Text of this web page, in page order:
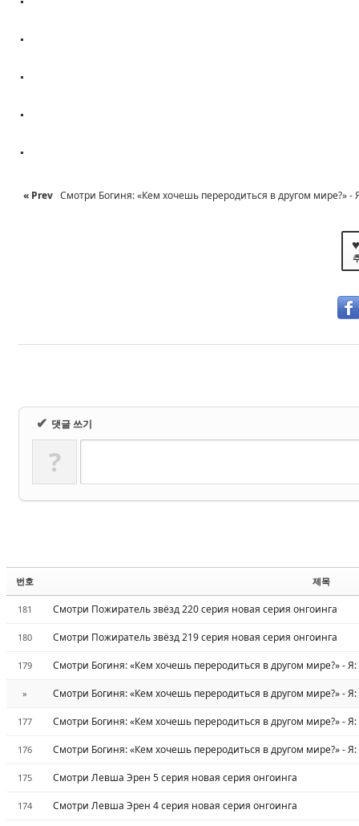
.
.
.
.
« Prev Смотри Богиня: «Кем хочешь переродиться в другом мире?» -
✔ 댓글 쓰기
?
번호 제목
181 Смотри Пожиратель звёзд 220 серия новая серия онгоинга
180 Смотри Пожиратель звёзд 219 серия новая серия онгоинга
179 Смотри Богиня: «Кем хочешь переродиться в другом мире?» -
» Смотри Богиня: «Кем хочешь переродиться в другом мире?» -
177 Смотри Богиня: «Кем хочешь переродиться в другом мире?» -
176 Смотри Богиня: «Кем хочешь переродиться в другом мире?» -
175 Смотри Левша Эрен 5 серия новая серия онгоинга
174 Смотри Левша Эрен 4 серия новая серия онгоинга